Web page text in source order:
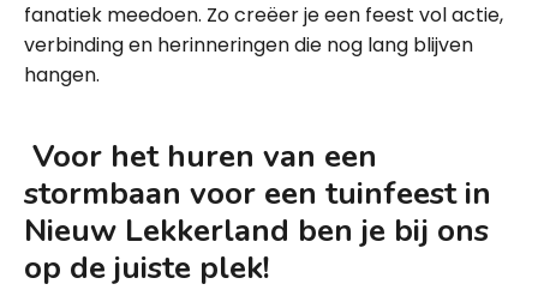
fanatiek meedoen. Zo creëer je een feest vol actie,
verbinding en herinneringen die nog lang blijven
hangen.
Voor het huren van een
stormbaan voor een tuinfeest in
Nieuw Lekkerland ben je bij ons
op de juiste plek!